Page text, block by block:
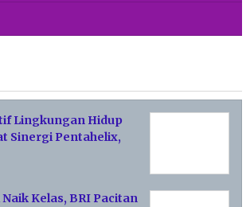
Lingkungan Hidup
Sinergi Pentahelix,
Kelas, BRI Pacitan